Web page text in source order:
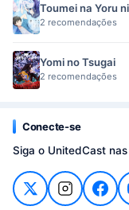
Toumei na Yoru
2 recomendações
Yomi no Tsugai
2 recomendações
Conecte-se
Siga o UnitedCast